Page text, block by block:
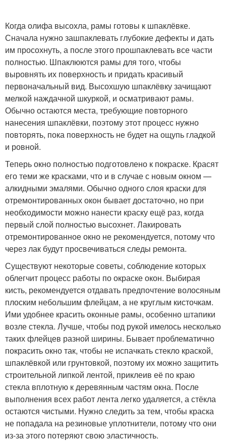
Когда олифа высохла, рамы готовы к шпаклёвке.
Сначала нужно зашпаклевать глубокие дефекты и дать
им просохнуть, а после этого прошпаклевать все части
полностью. Шпаклюются рамы для того, чтобы
выровнять их поверхность и придать красивый
первоначальный вид. Высохшую шпаклёвку зачищают
мелкой наждачной шкуркой, и осматривают рамы.
Обычно остаются места, требующие повторного
нанесения шпаклёвки, поэтому этот процесс нужно
повторять, пока поверхность не будет на ощупь гладкой
и ровной.
Теперь окно полностью подготовлено к покраске. Красят
его теми же красками, что и в случае с новым окном —
алкидными эмалями. Обычно одного слоя краски для
отремонтированных окон бывает достаточно, но при
необходимости можно нанести краску ещё раз, когда
первый слой полностью высохнет. Лакировать
отремонтированное окно не рекомендуется, потому что
через лак будут просвечиваться следы ремонта.
Существуют некоторые советы, соблюдение которых
облегчит процесс работы по окраске окон. Выбирая
кисть, рекомендуется отдавать предпочтение волосяным
плоским небольшим флейцам, а не круглым кисточкам.
Ими удобнее красить оконные рамы, особенно штапики
возле стекла. Лучше, чтобы под рукой имелось несколько
таких флейцев разной ширины. Бывает проблематично
покрасить окно так, чтобы не испачкать стекло краской,
шпаклёвкой или грунтовкой, поэтому их можно защитить
строительной липкой лентой, приклеив её по краю
стекла вплотную к деревянным частям окна. После
выполнения всех работ лента легко удаляется, а стёкла
остаются чистыми. Нужно следить за тем, чтобы краска
не попадала на резиновые уплотнители, потому что они
из-за этого потеряют свою эластичность.